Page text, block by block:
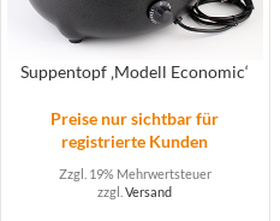
Suppentopf ‚Modell Economic‘
Preise nur sichtbar für
registrierte Kunden
Zzgl. 19% Mehrwertsteuer
zzgl.Versand